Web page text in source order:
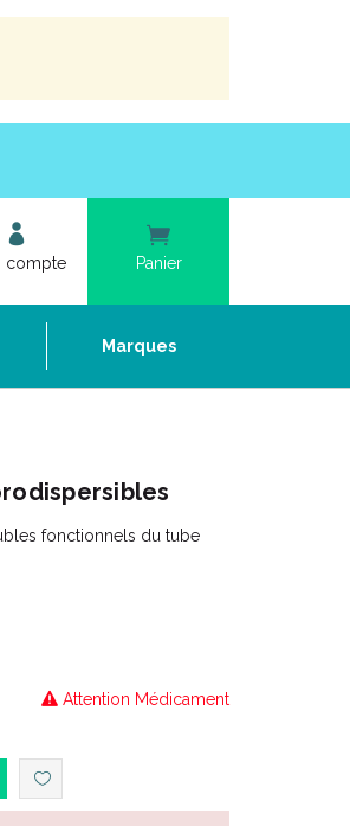
compte Panier
Marques
fonctionnels du tube
aiguës des voies
douloureuses en
en association au
Attention Médicament